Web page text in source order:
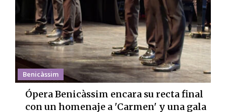
Benicàssim
Ópera Benicàssim encara su recta final
con un homenaje a 'Carmen' y una gala